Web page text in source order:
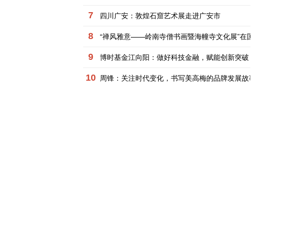
7 四川广安：敦煌石窟艺术展走进广安市
8 “禅风雅意——岭南寺僧书画暨海幢寺文化展”在国博开幕
9 博时基金江向阳：做好科技金融，赋能创新突破
10 周锋：关注时代变化，书写美高梅的品牌发展故事